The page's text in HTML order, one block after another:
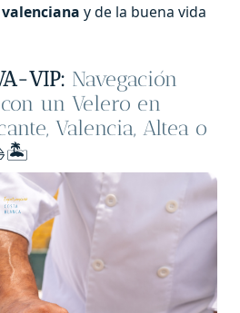
y de la buena vida
VIP: Navegación
un Velero en
Valencia, Altea o